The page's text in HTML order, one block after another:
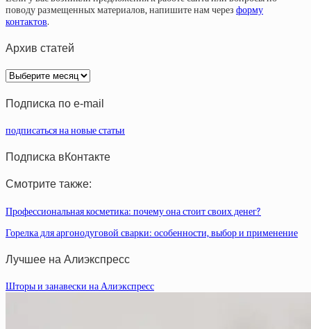
поводу размещенных материалов, напишите нам через форму
контактов.
Архив статей
Архив
статей
Подписка по e-mail
подписаться на новые статьи
Подписка вКонтакте
Смотрите также:
Профессиональная косметика: почему она стоит своих денег?
Горелка для аргонодуговой сварки: особенности, выбор и применение
Лучшее на Алиэкспресс
Шторы и занавески на Алиэкспресс